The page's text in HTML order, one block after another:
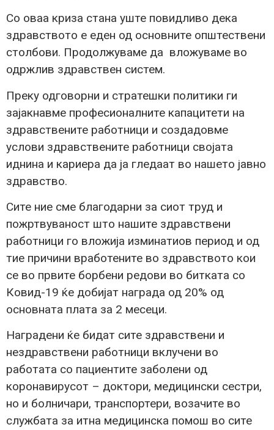
Со оваа криза стана уште повидливо дека
здравството е еден од основните општествени
столбови. Продолжуваме да вложуваме во
одржлив здравствен систем.
Преку одговорни и стратешки политики ги
зајакнавме професионалните капацитети на
здравствените работници и создадовме
услови здравствените работници својата
иднина и кариера да ја гледаат во нашето јавно
здравство.
Сите ние сме благодарни за сиот труд и
пожртвуваност што нашите здравствени
работници го вложија изминатиов период и од
тие причини вработените во здравството кои
се во првите борбени редови во битката со
Ковид-19 ќе добијат награда од 20% од
основната плата за 2 месеци.
Наградени ќе бидат сите здравствени и
нездравствени работници вклучени во
работата со пациентите заболени од
коронавирусот – доктори, медицински сестри,
но и болничари, транспортери, возачите во
службата за итна медицинска помош во сите